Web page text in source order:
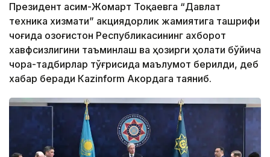
Президент Қасим-Жомарт Тоқаевга “Давлат
техника хизмати” акциядорлик жамиятига ташрифи
чоғида Қозоғистон Республикасининг ахборот
хавфсизлигини таъминлаш ва ҳозирги ҳолати бўйича
чора-тадбирлар тўғрисида маълумот берилди, деб
хабар беради Каzinform Акордага таяниб.